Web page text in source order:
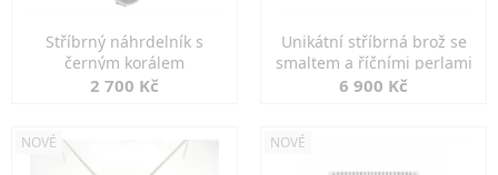
Stříbrný náhrdelník s
černým korálem
2 700 Kč
Unikátní stříbrná brož se
smaltem a říčními perlami
6 900 Kč
NOVÉ NOVÉ